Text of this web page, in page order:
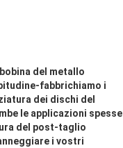
del metallo
fabbrichiamo i
dei dischi del
le applicazioni spesse
del post-taglio
i vostri